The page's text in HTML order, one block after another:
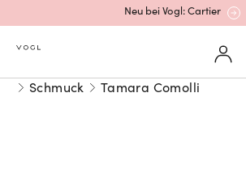
Neu bei Vogl: Cartier
Mehr erfahren: Ikonische Uhren von
Schmuck Tamara Comolli